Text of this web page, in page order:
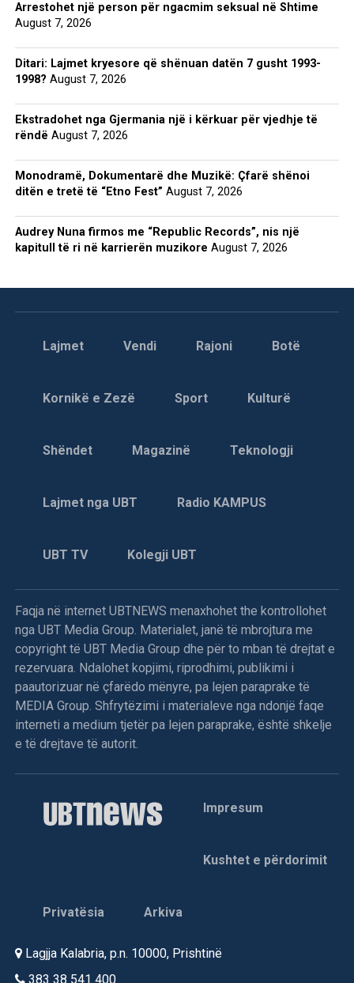
Arrestohet një person për ngacmim seksual në Shtime
August 7, 2026
Ditari: Lajmet kryesore që shënuan datën 7 gusht 1993-
1998? August 7, 2026
Ekstradohet nga Gjermania një i kërkuar për vjedhje të
rëndë August 7, 2026
Monodramë, Dokumentarë dhe Muzikë: Çfarë shënoi
ditën e tretë të “Etno Fest” August 7, 2026
Audrey Nuna firmos me “Republic Records”, nis një
kapitull të ri në karrierën muzikore August 7, 2026
Lajmet Vendi Rajoni Botë
Kornikë e Zezë Sport Kulturë
Shëndet Magazinë Teknologji
Lajmet nga UBT Radio KAMPUS
UBT TV Kolegji UBT
Faqja në internet UBTNEWS menaxhohet the kontrollohet
nga UBT Media Group. Materialet, janë të mbrojtura me
copyright të UBT Media Group dhe për to mban të drejtat e
rezervuara. Ndalohet kopjimi, riprodhimi, publikimi i
paautorizuar në çfarëdo mënyre, pa lejen paraprake të
MEDIA Group. Shfrytëzimi i materialeve nga ndonjë faqe
interneti a medium tjetër pa lejen paraprake, është shkelje
e të drejtave të autorit.
Impresum
Kushtet e përdorimit
Privatësia Arkiva
Lagjja Kalabria, p.n. 10000, Prishtinë
383 38 541 400